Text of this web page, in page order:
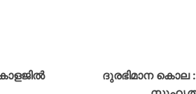
ദുരഭിമാന കൊല